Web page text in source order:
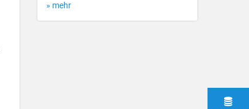
» mehr